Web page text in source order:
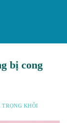
bị cong
TRỌNG KHÔI